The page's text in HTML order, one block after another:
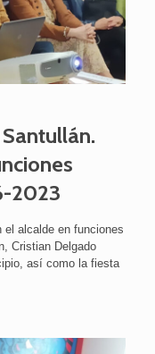
2023
alcalde en funciones
Cristian Delgado
así como la fiesta